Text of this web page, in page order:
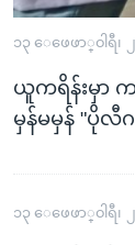
၁၃ ေဖေဖာ္၀ါရီ၊
ယူကရိန်းမှာ
မှန်မမှန် "ပိုလီ
၁၃ ေဖေဖာ္၀ါရီ၊